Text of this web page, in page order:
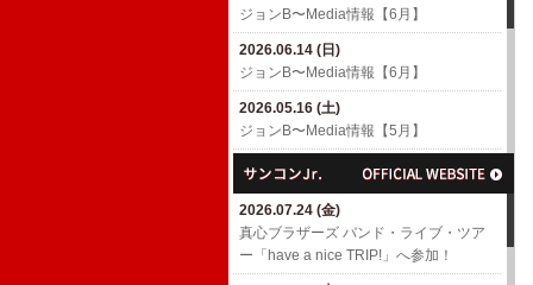
Anniversary Deluxe Edition」
2026.02.27 (金)
3/4(水)パラスポーツアニメテーマ曲
「スーパーヒーロー」配信リリース決
定！
3/8(日)「TOKYO GUITAR JAMBOREE
2026.02.10 (火)
ROOTS66で「The Covers' Fes. 2026」
​ウルフルケイスケ〜MEDIA情報【6月】
2026.05.11 (月)
ウルフルケイスケ生配信番組「マジカ
ルチェインTV」5月号！
2026.04.23 (木)
ウルフルケイスケ生配信番組「マジカ
ルチェインTV」4月号！
2026.04.16 (木)
​ウルフルケイスケ〜MEDIA情報【4月】
(〜4/16更新)
ジョンB〜Media情報【6月】
2026.06.14 (日)
ジョンB〜Media情報【6月】
2026.05.16 (土)
ジョンB〜Media情報【5月】
2026.04.19 (日)
2026.03.16 (月)
ジョンB〜Media情報【3月】
2026.07.24 (金)
​真心ブラザーズ バンド・ライブ・ツア
ー「have a nice TRIP!」へ参加！